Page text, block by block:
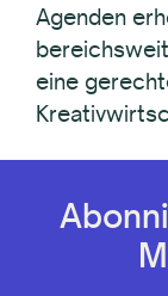
Agenden
eine